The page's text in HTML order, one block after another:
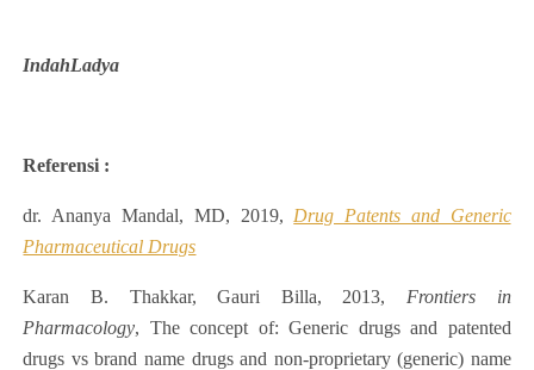
IndahLadya
Referensi :
dr. Ananya Mandal, MD, 2019, Drug Patents and Generic
Pharmaceutical Drugs
Karan B. Thakkar, Gauri Billa, 2013, Frontiers in
Pharmacology, The concept of: Generic drugs and patented
drugs vs brand name drugs and non-proprietary (generic) name